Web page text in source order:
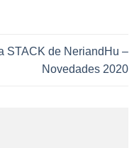
STACK de NeriandHu –
Novedades 2020